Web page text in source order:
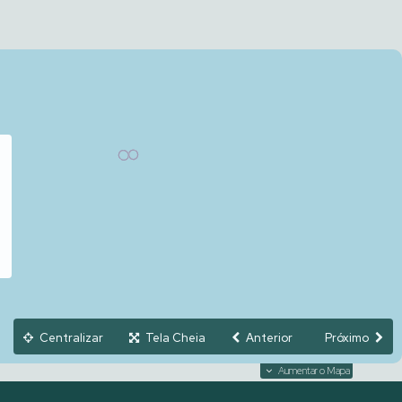
Aumentar o Mapa
Centralizar Tela Cheia Anterior Próximo